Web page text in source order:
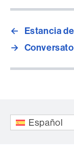
página
←
Estancia
→
Español